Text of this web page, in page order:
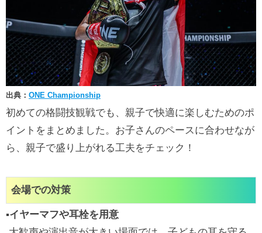
出典： ONE Championship
初めての格闘技観戦でも、親子で快適に楽しむためのポ
イントをまとめました。お子さんのペースに合わせなが
ら、親子で盛り上がれる工夫をチェック！
会場での対策
▪イヤーマフや耳栓を用意